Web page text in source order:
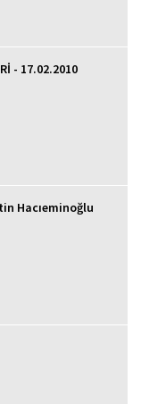
- 17.02.2010
Hacıeminoğlu